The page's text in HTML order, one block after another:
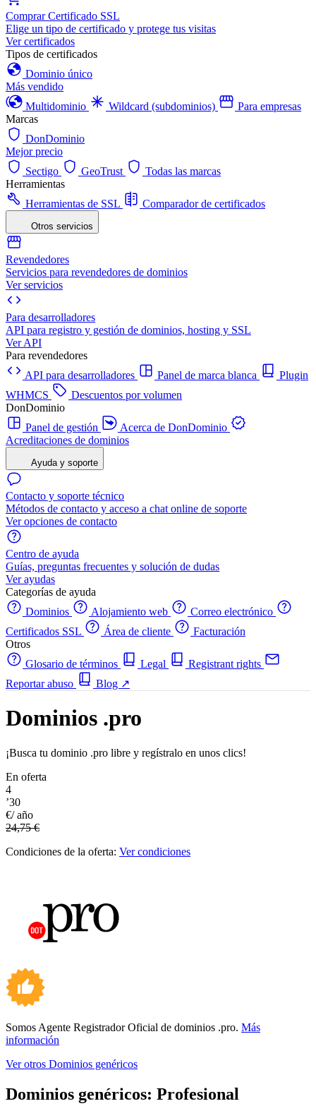
Comprar Certificado SSL
Elige un tipo de certificado y protege tus visitas
Ver certificados
Tipos de certificados
Dominio único
Más vendido
Multidominio
Wildcard (subdominios)
Para empresas
Marcas
DonDominio
Mejor precio
Sectigo
GeoTrust
Todas las marcas
Herramientas
Herramientas de SSL
Comparador de certificados
Otros servicios
Revendedores
Servicios para revendedores de dominios
Ver servicios
Para desarrolladores
API para registro y gestión de dominios, hosting y SSL
Ver API
Para revendedores
API para desarrolladores
Panel de marca blanca
Plugin
WHMCS
Descuentos por volumen
DonDominio
Panel de gestión
Acerca de DonDominio
Acreditaciones de dominios
Ayuda y soporte
Contacto y soporte técnico
Métodos de contacto y acceso a chat online de soporte
Ver opciones de contacto
Centro de ayuda
Guías, preguntas frecuentes y solución de dudas
Ver ayudas
Categorías de ayuda
Dominios
Alojamiento web
Correo electrónico
Certificados SSL
Área de cliente
Facturación
Otros
Glosario de términos
Legal
Registrant rights
Reportar abuso
Blog ↗
Dominios .pro
¡Busca tu dominio .pro libre y regístralo en unos clics!
En oferta
4
’30
€/ año
24,75 €
Condiciones de la oferta: Ver condiciones
Somos Agente Registrador Oficial de dominios .pro. Más
información
Ver otros Dominios genéricos
Dominios genéricos: Profesional